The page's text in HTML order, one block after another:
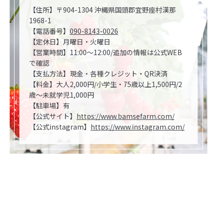
【住所】〒904-1304 沖縄県国頭郡宜野座村漢那
1968-1
【電話番号】 090-8143-0026
【定休日】月曜日・火曜日
【営業時間】11:00～12:00/追加の情報は公式WEB
で確認
【支払方法】現金・各種クレジット・QR決済
【料金】大人2,000円/小学生・75歳以上1,500円/2
歳～未就学児1,000円
【駐車場】有
【公式サイト】 https://www.bamsefarm.com/
【公式instagram】 https://www.instagram.com/